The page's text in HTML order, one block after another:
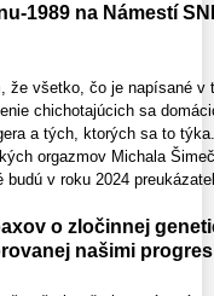
1989 na Námestí
že všetko, čo je napísané
chichotajúcich sa
a tých, ktorých sa to
orgazmov Michala
budú v roku 2024
o zločinnej
našimi